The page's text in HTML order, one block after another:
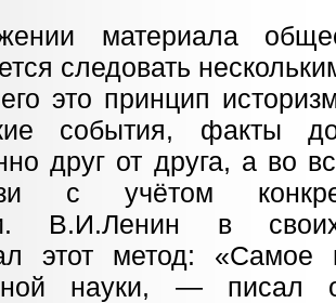
материала
следовать
это принцип
события, факты
друг от друга, а во
с учётом
В.И.Ленин в
этот метод:
науки, —